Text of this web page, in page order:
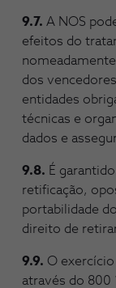
9.7. A NOS
efeitos do
dos
entidades
técnicas e
dados e
9.8. É
retificação,
portabilidade
direito de
9.9. O
através do 800